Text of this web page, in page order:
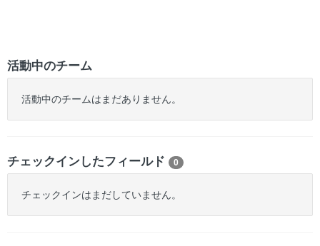
活動中のチーム
活動中のチームはまだありません。
チェックインしたフィールド 0
チェックインはまだしていません。